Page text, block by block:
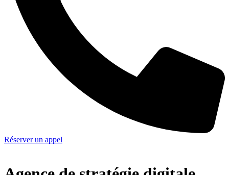
Réserver un appel